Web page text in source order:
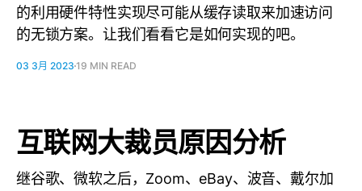
的利用硬件特性实现尽可能从缓存读取来加速访问
的无锁方案。让我们看看它是如何实现的吧。
03 3月 2023 19 MIN READ
互联网大裁员原因分析
继谷歌、微软之后，Zoom、eBay、波音、戴尔加